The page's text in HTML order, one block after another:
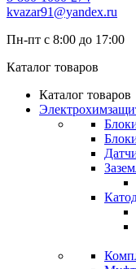
kvazar91@yandex.ru
Пн-пт с 8:00 до 17:00
Каталог товаров
Каталог товаров